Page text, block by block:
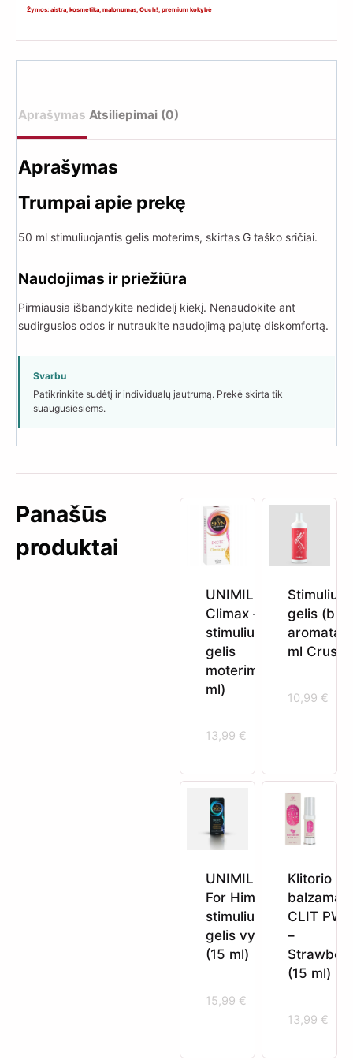
stimuliuojantis
(50
ml)
Žymos: aistra kosmetika malonumas Ouch! premium kokybė
Aprašymas Atsiliepimai (0)
Aprašymas
Trumpai apie prekę
50 ml stimuliuojantis gelis moterims, skirtas G taško sričiai.
Naudojimas ir priežiūra
Pirmiausia išbandykite nedidelį kiekį. Nenaudokite ant
sudirgusios odos ir nutraukite naudojimą pajutę diskomfortą.
Svarbu
Patikrinkite sudėtį ir individualų jautrumą. Prekė skirta tik
suaugusiesiems.
Panašūs
produktai
UNIMIL Excite
Climax –
stimuliuojantis
gelis
moterims (15
ml)
13,99 €
gelis
ml
10,99 €
UNIMIL Excite
For Him –
stimuliuojantis
gelis vyrams
(15 ml)
15,99 €
Klitorio
balzamas
CLIT PWR
–
(15 ml)
13,99 €